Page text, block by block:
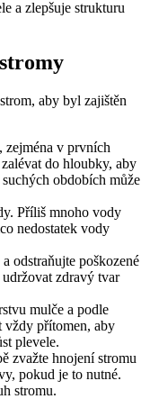
a zlepšuje strukturu
aby byl zajištěn
zejména v prvních
do hloubky, aby
obdobích může
Příliš mnoho vody
nedostatek vody
odstraňujte poškozené
zdravý tvar
mulče a podle
přítomen, aby
plevele.
zvažte hnojení stromu
pokud je to nutné.
stromu.